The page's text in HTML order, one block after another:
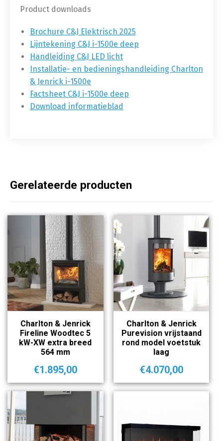
Product downloads
Brochure C&J Elektrisch 2025
Lijntekening C&J i-1500e deep
Handleiding C&J LED licht
Installatie- en bedieningshandleiding Charlton
& Jenrick i-1500e
Factsheet C&J i-1500e deep
Download informatieblad
Gerelateerde producten
Charlton & Jenrick
Fireline Woodtec 5
kW-XW extra breed
564 mm
€1.895,00
Charlton & Jenrick
Purevision vrijstaand
rond model voetstuk
laag
€4.070,00